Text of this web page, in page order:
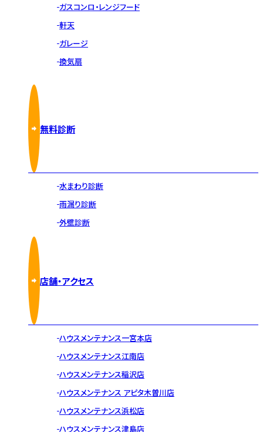
ガスコンロ・レンジフード
軒天
ガレージ
換気扇
無料診断
水まわり診断
雨漏り診断
外壁診断
店舗・アクセス
ハウスメンテナンス一宮本店
ハウスメンテナンス江南店
ハウスメンテナンス稲沢店
ハウスメンテナンス アピタ木曽川店
ハウスメンテナンス浜松店
ハウスメンテナンス津島店